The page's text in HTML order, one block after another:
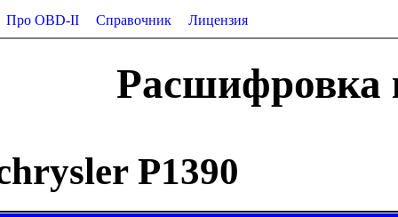
Про OBD-II Справочник Лицензия
Расшифровка
P1390